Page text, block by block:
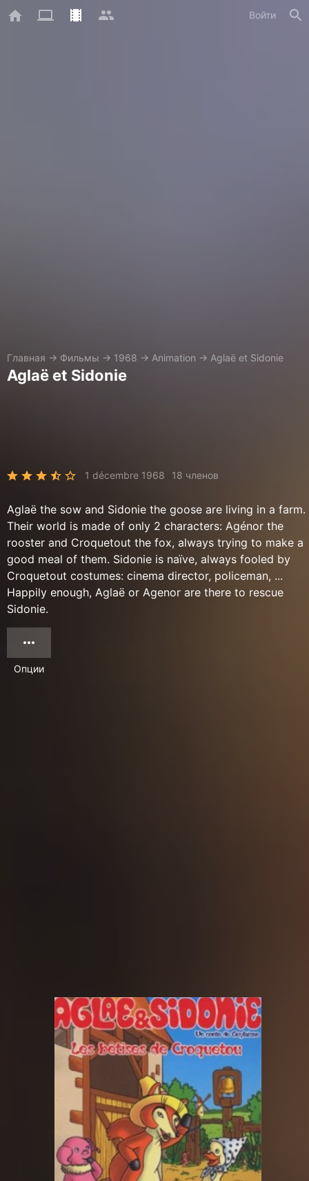
Войти
Главная → Фильмы → 1968 → Animation → Aglaë et Sidonie
Aglaë et Sidonie
1 décembre 1968 18 членов
Aglaë the sow and Sidonie the goose are living in a farm.
Their world is made of only 2 characters: Agénor the
rooster and Croquetout the fox, always trying to make a
good meal of them. Sidonie is naïve, always fooled by
Croquetout costumes: cinema director, policeman, ...
Happily enough, Aglaë or Agenor are there to rescue
Sidonie.
Опции